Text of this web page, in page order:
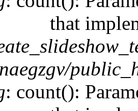
that
: count():